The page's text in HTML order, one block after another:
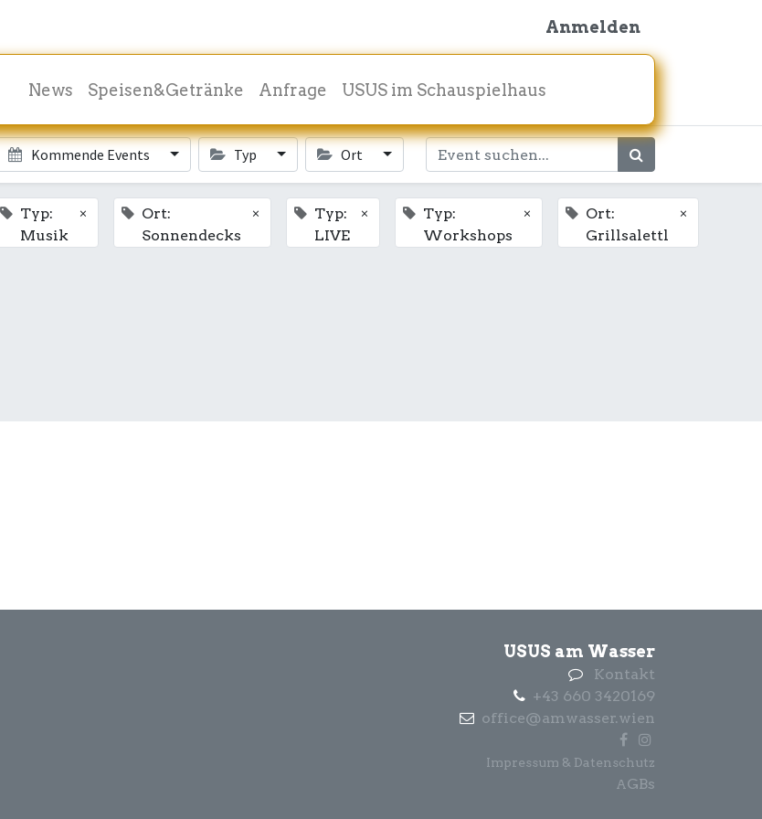
Anmelden
News Speisen&Getränke Anfrage USUS im Schauspielhaus
Kommende Events Typ Ort
Typ:
Musik
×
Ort:
Sonnendecks
×
Typ:
LIVE
×
Typ:
Workshops
×
Ort:
Grillsalettl
×
USUS am Wasser
Kontakt
+43 660 3420169
office@amwasser.wien
Impressum & Datenschutz
AGBs